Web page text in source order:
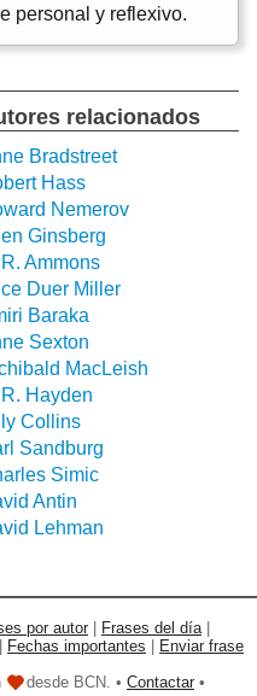
personal y reflexivo.
relacionados
Bradstreet
Hass
Nemerov
Ginsberg
Ammons
Duer Miller
Baraka
Sexton
MacLeish
R. Hayden
Collins
Sandburg
Simic
Antin
Lehman
por autor Frases del día
Fechas importantes
Enviar frase
desde BCN. • Contactar •